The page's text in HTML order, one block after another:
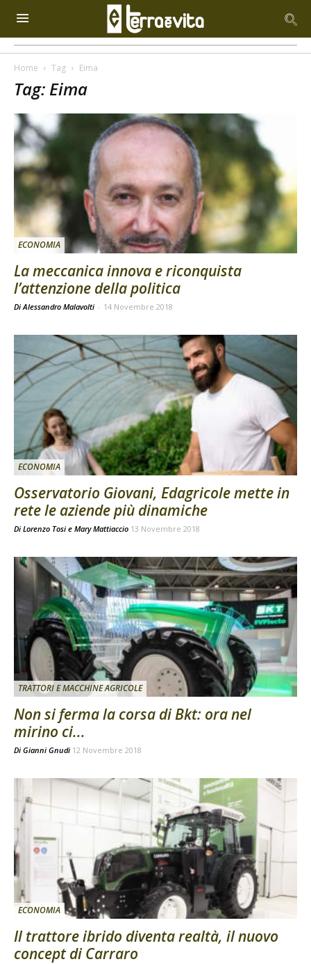
Home Tag Eima
Tag: Eima
ECONOMIA
La meccanica innova e riconquista
l’attenzione della politica
Di Alessandro Malavolti - 14 Novembre 2018
ECONOMIA
Osservatorio Giovani, Edagricole mette in
rete le aziende più dinamiche
Di Lorenzo Tosi e Mary Mattiaccio 13 Novembre 2018
TRATTORI E MACCHINE AGRICOLE
Non si ferma la corsa di Bkt: ora nel
mirino ci...
Di Gianni Gnudi 12 Novembre 2018
ECONOMIA
Il trattore ibrido diventa realtà, il nuovo
concept di Carraro